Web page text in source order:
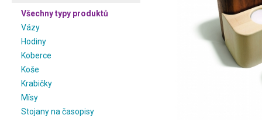
Všechny typy produktů
Vázy
Hodiny
Koberce
Koše
Krabičky
Mísy
Stojany na časopisy